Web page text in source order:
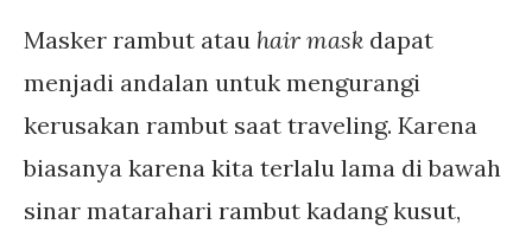
Masker rambut atau hair mask dapat
menjadi andalan untuk mengurangi
kerusakan rambut saat traveling. Karena
biasanya karena kita terlalu lama di bawah
sinar matarahari rambut kadang kusut,